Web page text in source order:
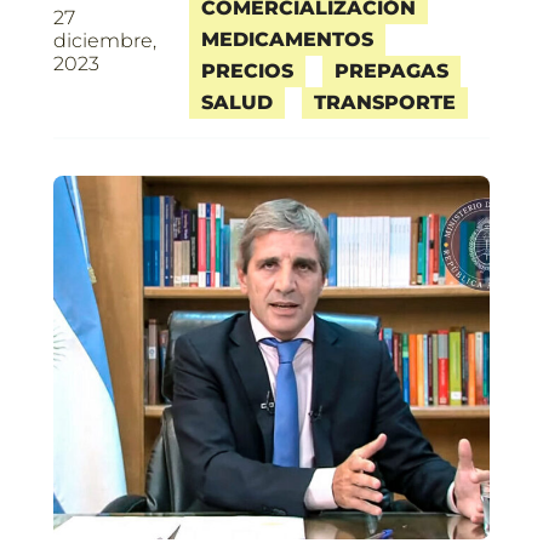
27
diciembre,
2023
COMERCIALIZACIÓN
MEDICAMENTOS
PRECIOS
PREPAGAS
SALUD
TRANSPORTE